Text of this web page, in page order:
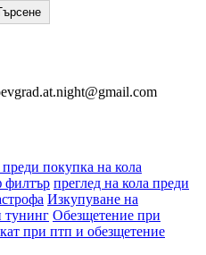
покупка на кола
филтър преглед на кола преди
Изкупуване на
тунинг Обезщетение при
при птп и обезщетение